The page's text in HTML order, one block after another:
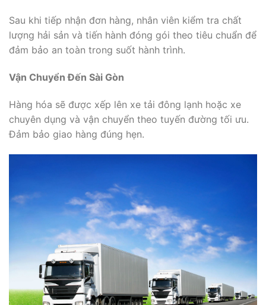
Sau khi tiếp nhận đơn hàng, nhân viên kiểm tra chất
lượng hải sản và tiến hành đóng gói theo tiêu chuẩn để
đảm bảo an toàn trong suốt hành trình.
Vận Chuyển Đến Sài Gòn
Hàng hóa sẽ được xếp lên xe tải đông lạnh hoặc xe
chuyên dụng và vận chuyển theo tuyến đường tối ưu.
Đảm bảo giao hàng đúng hẹn.